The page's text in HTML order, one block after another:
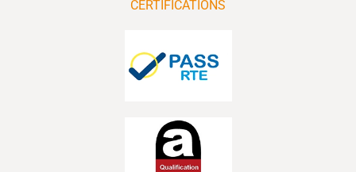
CERTIFICATIONS